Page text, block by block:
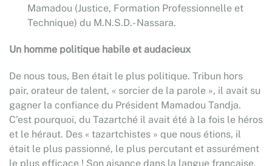
Mamadou (Justice, Formation Professionnelle et
Technique) du M.N.S.D.- Nassara.
Un homme politique habile et audacieux
De nous tous, Ben était le plus politique. Tribun hors
pair, orateur de talent, « sorcier de la parole », il avait su
gagner la confiance du Président Mamadou Tandja.
C’est pourquoi, du Tazartché il avait été à la fois le héros
et le héraut. Des « tazartchistes » que nous étions, il
était le plus passionné, le plus percutant et assurément
le plus efficace ! Son aisance dans la langue française,